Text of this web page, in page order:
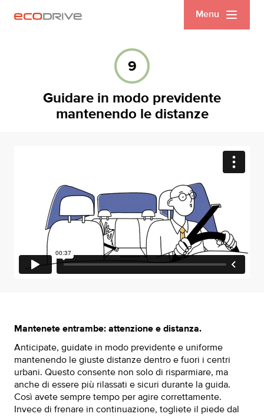
Menu
9
Guidare in modo previdente
mantenendo le distanze
Mantenete entrambe: attenzione e distanza.
Anticipate, guidate in modo previdente e uniforme
mantenendo le giuste distanze dentro e fuori i centri
urbani. Questo consente non solo di risparmiare, ma
anche di essere più rilassati e sicuri durante la guida.
Così avete sempre tempo per agire correttamente.
Invece di frenare in continuazione, togliete il piede dal